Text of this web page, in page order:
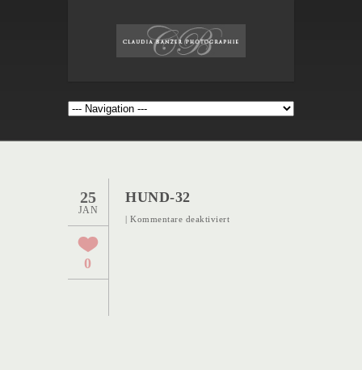
25
JAN
0
HUND-32
| Kommentare deaktiviertfür